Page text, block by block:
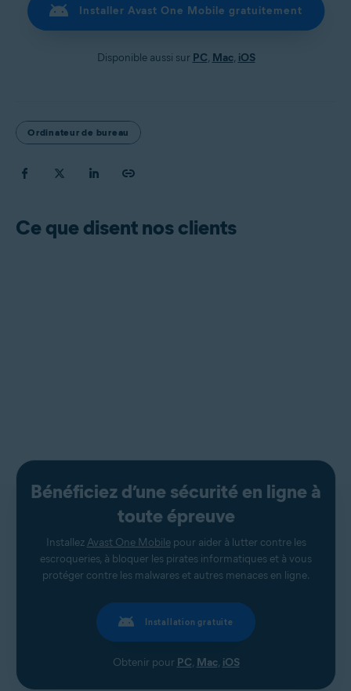
Installer Avast One Mobile gratuitement
Disponible aussi sur PC, Mac, iOS
Ordinateur de bureau
Ce que disent nos clients
Bénéficiez d’une sécurité en ligne à
toute épreuve
Installez Avast One Mobilepour aider à lutter contre les
escroqueries, à bloquer les pirates informatiques et à vous
protéger contre les malwares et autres menaces en ligne.
Installation gratuite
Obtenir pour PC, Mac, iOS